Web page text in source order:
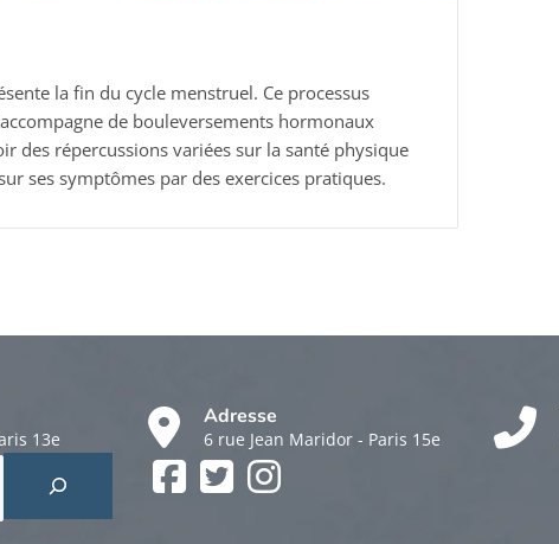
la fin du cycle menstruel. Ce processus
de bouleversements hormonaux
des répercussions variées sur la santé physique
ses symptômes par des exercices pratiques.
13e
Adresse
6 rue Jean Maridor - Paris 15e
Facebook